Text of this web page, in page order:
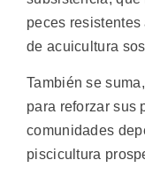
peces
de acuicultura
También se
para reforzar sus
comunidades
piscicultura